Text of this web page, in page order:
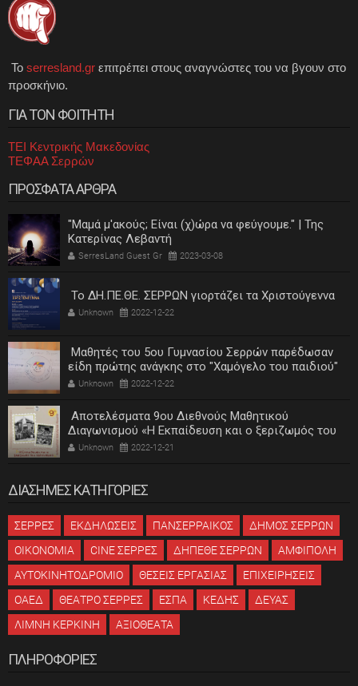
Το serresland.gr επιτρέπει στους αναγνώστες του να βγουν στο
προσκήνιο.
ΓΙΑ ΤΟΝ ΦΟΙΤΗΤΗ
ΤΕΙ Κεντρικής Μακεδονίας
ΤΕΦΑΑ Σερρών
ΠΡΟΣΦΑΤΑ ΑΡΘΡΑ
"Μαμά μ'ακούς; Είναι (χ)ώρα να φεύγουμε." | Της
Κατερίνας Λεβαντή
SerresLand Guest Gr 2023-03-08
Το ΔΗ.ΠΕ.ΘΕ. ΣΕΡΡΩΝ γιορτάζει τα Χριστούγεννα
Unknown 2022-12-22
Μαθητές του 5ου Γυμνασίου Σερρών παρέδωσαν
είδη πρώτης ανάγκης στο "Χαμόγελο του παιδιού"
Unknown 2022-12-22
Αποτελέσματα 9ου Διεθνούς Μαθητικού
Διαγωνισμού «Η Εκπαίδευση και ο ξεριζωμός του
ελληνισμού»
Unknown 2022-12-21
ΔΙΑΣΗΜΕΣ ΚΑΤΗΓΟΡΙΕΣ
ΣΕΡΡΕΣ ΕΚΔΗΛΩΣΕΙΣ ΠΑΝΣΕΡΡΑΙΚΟΣ
ΔΗΜΟΣ ΣΕΡΡΩΝ
ΟΙΚΟΝΟΜΙΑ
CINE ΣΕΡΡΕΣ ΔΗΠΕΘΕ ΣΕΡΡΩΝ
ΑΜΦΙΠΟΛΗ
ΑΥΤΟΚΙΝΗΤΟΔΡΟΜΙΟ
ΘΕΣΕΙΣ ΕΡΓΑΣΙΑΣ
ΕΠΙΧΕΙΡΗΣΕΙΣ
ΟΑΕΔ
ΘΕΑΤΡΟ ΣΕΡΡΕΣ ΕΣΠΑ ΚΕΔΗΣ
ΔΕΥΑΣ
ΛΙΜΝΗ ΚΕΡΚΙΝΗ
ΑΞΙΟΘΕΑΤΑ
ΠΛΗΡΟΦΟΡΙΕΣ